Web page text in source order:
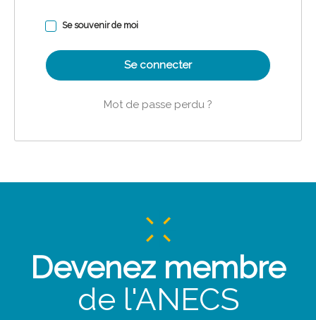
Se souvenir de moi
Se connecter
Mot de passe perdu ?
Devenez membre
de l'ANECS